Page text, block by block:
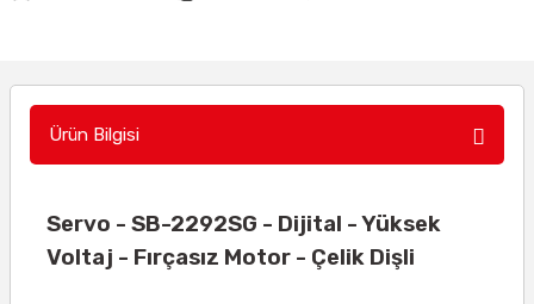
Ürün Bilgisi
Servo - SB-2292SG - Dijital - Yüksek
Voltaj - Fırçasız Motor - Çelik Dişli